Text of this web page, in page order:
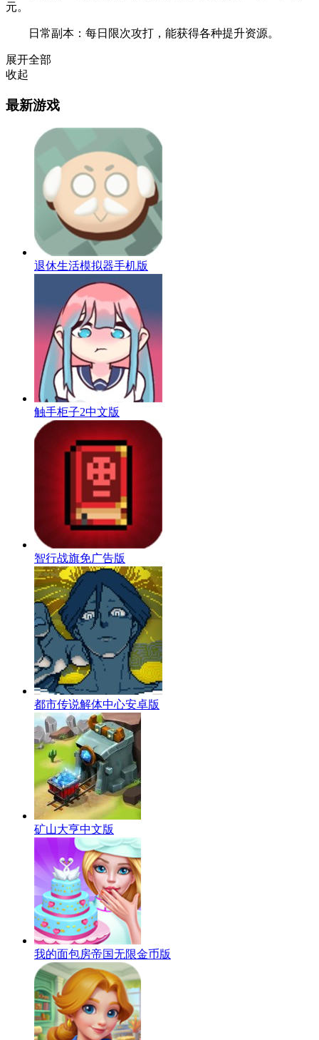
元。
日常副本：每日限次攻打，能获得各种提升资源。
展开全部
收起
最新游戏
退休生活模拟器手机版
触手柜子2中文版
智行战旗免广告版
都市传说解体中心安卓版
矿山大亨中文版
我的面包房帝国无限金币版